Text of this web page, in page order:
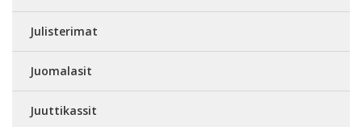
Julisterimat
Juomalasit
Juuttikassit